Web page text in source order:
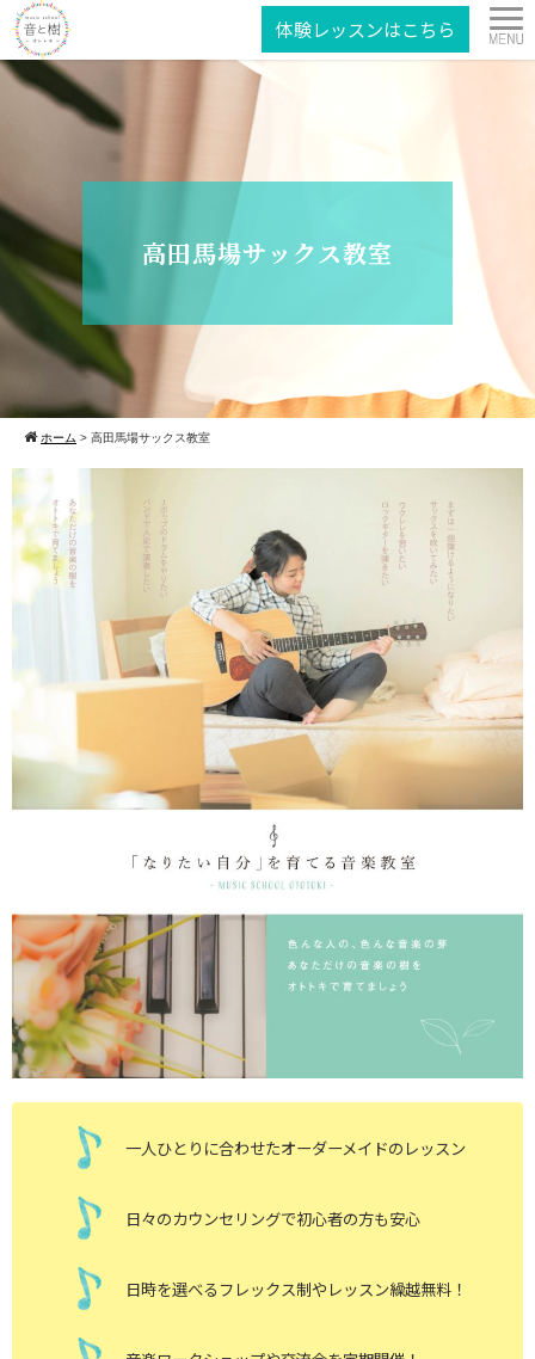
体験レッスンはこちら
高田馬場サックス教室
ホーム > 高田馬場サックス教室
一人ひとりに合わせたオーダーメイドのレッスン
日々のカウンセリングで初心者の方も安心
日時を選べるフレックス制やレッスン繰越無料！